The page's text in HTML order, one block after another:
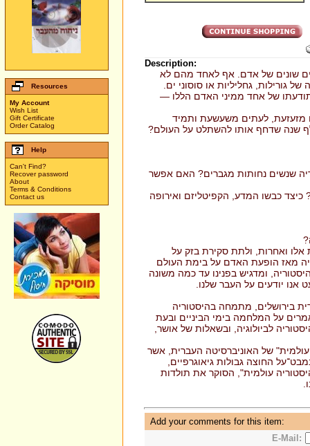
Resources
My Account
Wish List
Gift Certificate
Order Catalog
Help
Can't Find?
Recover password
About
Terms & Conditions
Contact us
Description:
שונים של אדם. אף לאחד מהם לא
גחליליות או סוסוני ים.
של אחד ממיני האדם הללו —
מזעזעת, לעתים משעשעת ותמיד
שנה שדחף אותו להשתלט על העולם?
שנשים נחותות מגברים? האם אפשר
כבשו המדע, הקפיטליזם ואירופה
אלו ואחרות, ולתת סקירת בזק על
מאז הופעת האדם על בימת העולם
ומדגיש בפנינו עד כמה משונה
יודעים על העבר שלנו.
בירושלים, מתמחה בהיסטוריה
על המלחמה בימי הביניים ובעת
לביולוגיה, ובשאלות של אושר,
של האוניברסיטה העברית, אשר
החוצה גבולות גיאוגרפיים,
עולמית", הסוקר את תולדות
Add your comments for this item:
E-Mail: